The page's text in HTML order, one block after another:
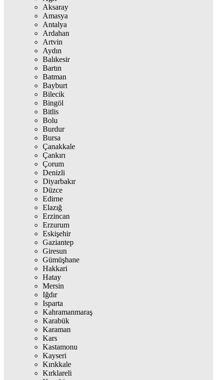
Aksaray
Amasya
Antalya
Ardahan
Artvin
Aydın
Balıkesir
Bartın
Batman
Bayburt
Bilecik
Bingöl
Bitlis
Bolu
Burdur
Bursa
Çanakkale
Çankırı
Çorum
Denizli
Diyarbakır
Düzce
Edirne
Elazığ
Erzincan
Erzurum
Eskişehir
Gaziantep
Giresun
Gümüşhane
Hakkari
Hatay
Mersin
Iğdır
Isparta
Kahramanmaraş
Karabük
Karaman
Kars
Kastamonu
Kayseri
Kırıkkale
Kırklareli